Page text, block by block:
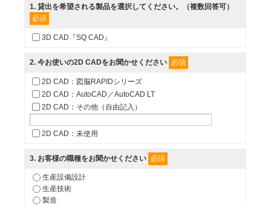
1. 貸出を希望される製品を選択してください。（複数回答可）
必須
3D CAD『SQ CAD』
2. 今お使いの2D CADをお聞かせください 必須
2D CAD：図脳RAPIDシリーズ
2D CAD：AutoCAD／AutoCAD LT
2D CAD：その他（自由記入）
2D CAD：未使用
3. お客様の職種をお聞かせください 必須
生産設備設計
生産技術
製造